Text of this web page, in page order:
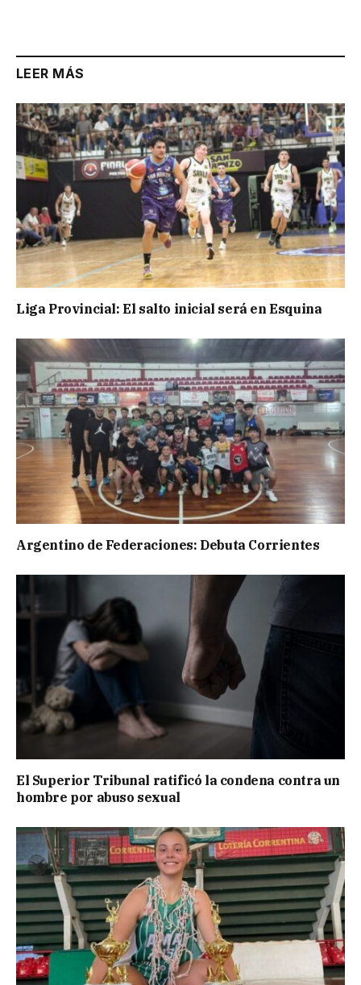
LEER MÁS
Liga Provincial: El salto inicial será en Esquina
Argentino de Federaciones: Debuta Corrientes
El Superior Tribunal ratificó la condena contra un
hombre por abuso sexual